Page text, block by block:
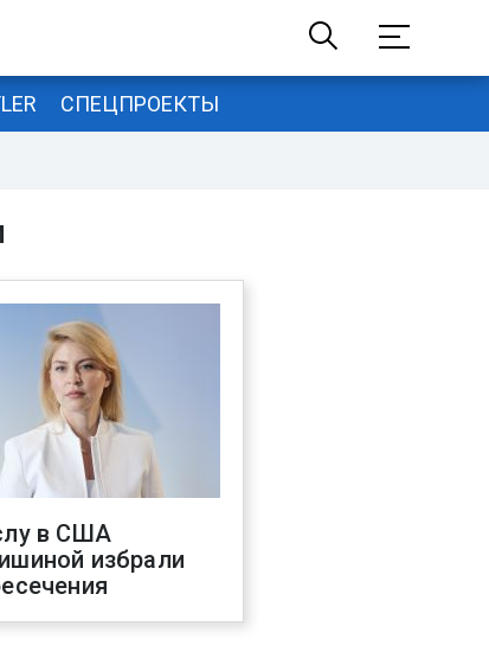
СПЕЦПРОЕКТЫ
в США
избрали